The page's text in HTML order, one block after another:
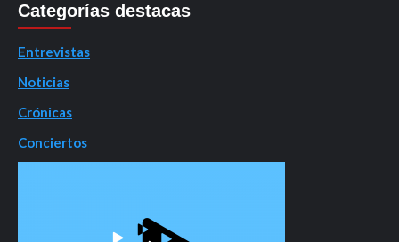
Categorías destacas
Entrevistas
Noticias
Crónicas
Conciertos